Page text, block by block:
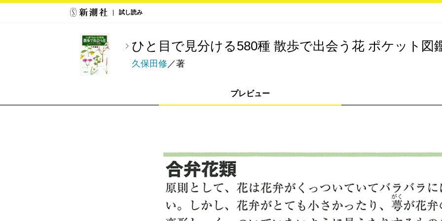
試し読み
ひと目で見分ける580種 散歩で出会う花 ポケット図
久保田修 ／著
プレビュー